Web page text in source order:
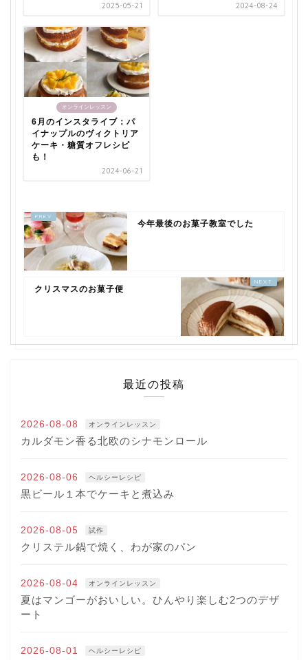
2025-05-21 2024-08-24
オンラインレッスン
6月のインスタライブ：パ
イナップルのヴィクトリア
ケーキ・糖質オフレシピ
も！
2024-06-21
今年最後のお菓子教室でした
クリスマスのお菓子便
最近の投稿
2026-08-08 オンラインレッスン
カルダモン香る北欧のシナモンロール
2026-08-06 ヘルシーレシピ
黒ビール１本でケーキと煮込み
2026-08-05 試作
クリステル鍋で焼く、わが家のパン
2026-08-04 オンラインレッスン
夏はマンゴーがおいしい。ひんやり楽しむ2つのデザ
ート
2026-08-01 ヘルシーレシピ